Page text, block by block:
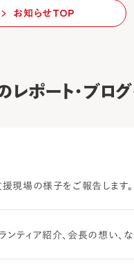
お知らせTOP
ポート・ブロ
現場の様子をご報告します。
ティア紹介、会長の想い、